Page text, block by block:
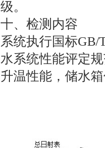
级。
十、检测内容
系统执行国标GB/
水系统性能评定
升温性能，储水